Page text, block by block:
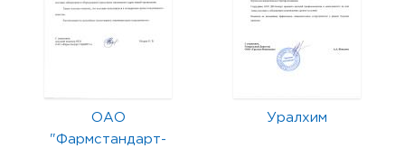
ОАО
"Фармстандарт-
Уралхим